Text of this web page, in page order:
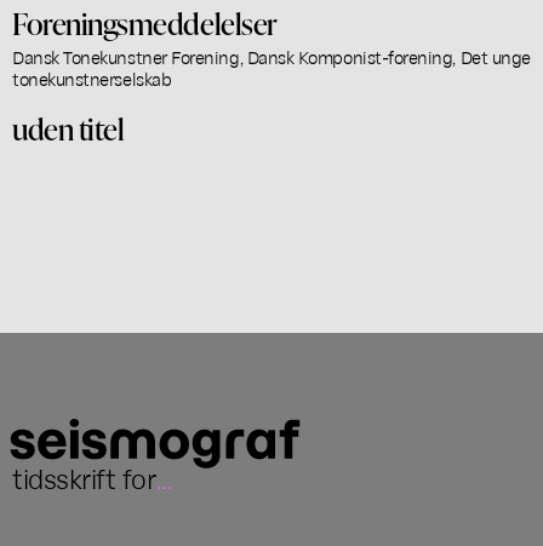
Foreningsmeddelelser
Dansk Tonekunstner Forening, Dansk Komponist-forening, Det unge
tonekunstnerselskab
uden titel
tidsskrift for...